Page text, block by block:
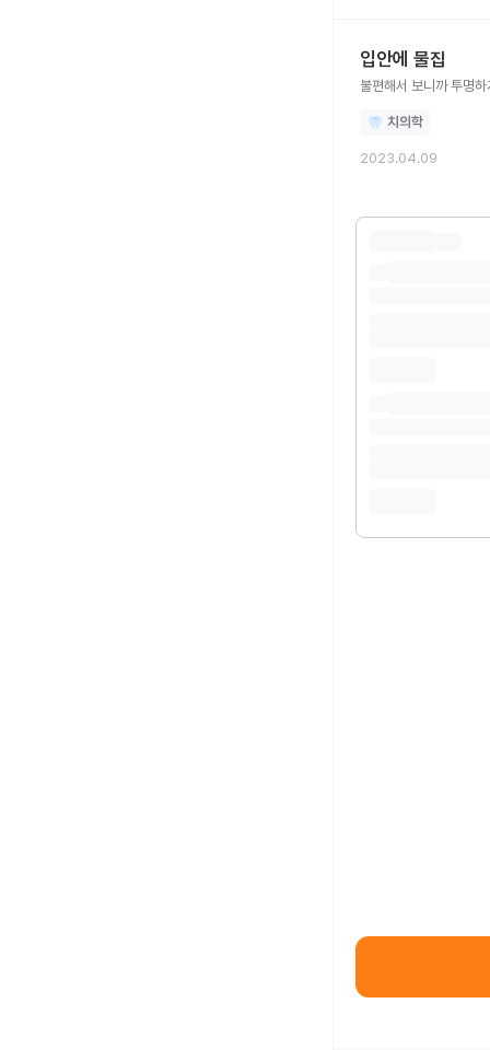
입안에 물집
불편해서 보니까 투명
치의학
2023.04.09